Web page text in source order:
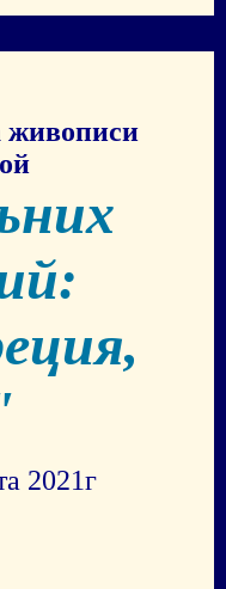
живописи
2021г